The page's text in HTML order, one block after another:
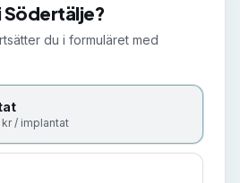
Södertälje?
du i formuläret med
/ implantat